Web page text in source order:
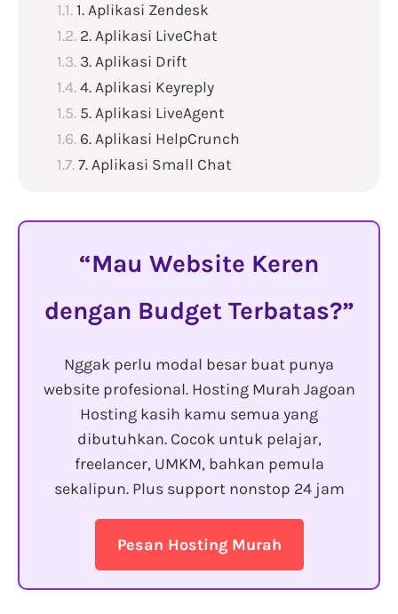
1. Aplikasi Zendesk
2. Aplikasi LiveChat
3. Aplikasi Drift
4. Aplikasi Keyreply
5. Aplikasi LiveAgent
6. Aplikasi HelpCrunch
7. Aplikasi Small Chat
Mau Website Keren
dengan Budget Terbatas?
Nggak perlu modal besar buat punya
website profesional. Hosting Murah Jagoan
Hosting kasih kamu semua yang
dibutuhkan. Cocok untuk pelajar,
freelancer, UMKM, bahkan pemula
sekalipun. Plus support nonstop 24 jam
Pesan Hosting Murah